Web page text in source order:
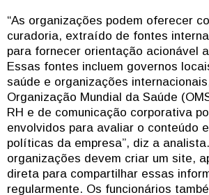
“As organizações podem oferecer
curadoria, extraído de fontes
para fornecer orientação acionável
Essas fontes incluem governos
saúde e organizações
Organização Mundial da Saúde
RH e de comunicação corporativa
envolvidos para avaliar o conteúdo
políticas da empresa”, diz a analista.
organizações devem criar um site,
direta para compartilhar essas
regularmente. Os funcionários